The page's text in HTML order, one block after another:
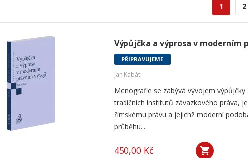
1 2
Výpůjčka a výprosa v moderním
PŘIPRAVUJEME
Jan Kabát
Monografie se zabývá vývojem výpůjčky
tradičních institutů závazkového práva,
římskému právu a jejichž moderní
průběhu...
450,00 Kč